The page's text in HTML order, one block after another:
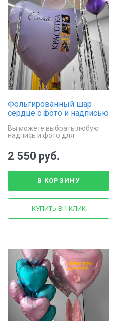
Фольгированный шар
сердце с фото и надписью
историей»
Вы можете выбрать любую
надпись и фото для
2 550 руб.
В КОРЗИНУ
КУПИТЬ В 1 КЛИК